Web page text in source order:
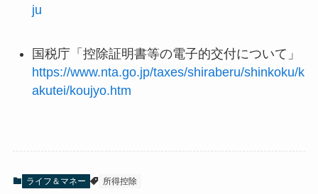
ju
国税庁「控除証明書等の電子的交付について」
https://www.nta.go.jp/taxes/shiraberu/shinkoku/k
akutei/koujyo.htm
ライフ＆マネー 所得控除